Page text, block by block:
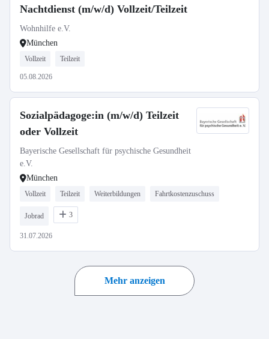
Nachtdienst (m/w/d) Vollzeit/Teilzeit
Wohnhilfe e.V.
München
Vollzeit Teilzeit
05.08.2026
Sozialpädagoge:in (m/w/d) Teilzeit
oder Vollzeit
Bayerische Gesellschaft für psychische Gesundheit
e.V.
München
Vollzeit Teilzeit Weiterbildungen Fahrtkostenzuschuss
Jobrad 3
31.07.2026
Mehr anzeigen